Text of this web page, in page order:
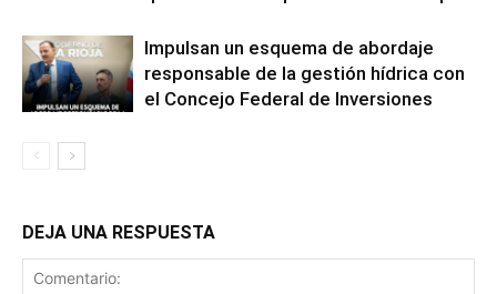
Impulsan un esquema de abordaje
responsable de la gestión hídrica con
el Concejo Federal de Inversiones
DEJA UNA RESPUESTA